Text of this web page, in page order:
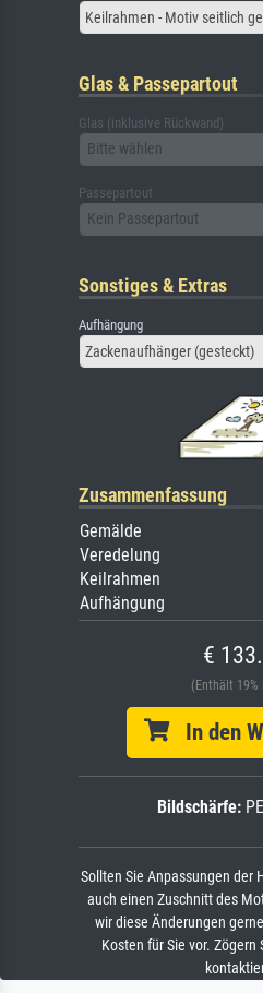
Keilrahmen - Motiv seitlich
Glas & Passepartout
Glas (inklusive Rückwand)
Bitte wählen
Passepartout
Kein Passepartout
Sonstiges & Extras
Aufhängung
Zackenaufhänger (gesteckt)
Zusammenfassung
Gemälde
Veredelung
Keilrahmen
Aufhängung
€
(Enthält 19%
In den
Bildschärfe:
Sollten Sie Anpassungen der
auch einen Zuschnitt des
wir diese Änderungen
Kosten für Sie vor. Zögern